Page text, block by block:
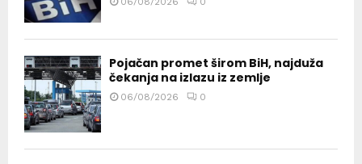
Pojačan promet širom BiH, najduža
čekanja na izlazu iz zemlje
06/08/2026 0